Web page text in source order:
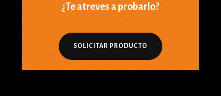
¿Te atreves a probarlo?
SOLICITAR PRODUCTO